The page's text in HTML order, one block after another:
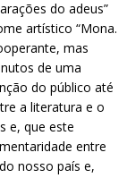
do adeus”
artístico “Mona.
mas
de uma
do público até
a literatura e o
e, que este
entre
nosso país e,